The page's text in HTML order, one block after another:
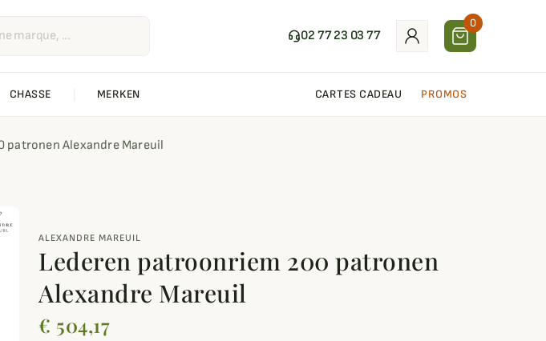
02 77 23 03 77
0
CHASSE MERKEN CARTES CADEAU PROMOS
patronen Alexandre Mareuil
ALEXANDRE MAREUIL
Lederen patroonriem 200 patronen
Alexandre Mareuil
€ 504,17